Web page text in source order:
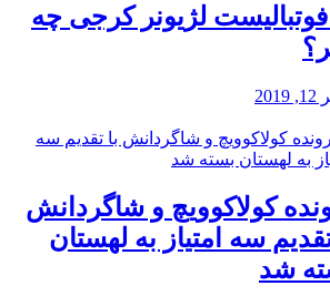
فوتبالیست لژیونر کرجی چه
کولاکوویچ و شاگردانش
سه امتیاز به لهستان
شد